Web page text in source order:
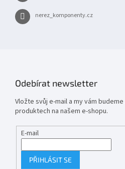
nerez_komponenty.cz
Odebírat newsletter
Vložte svůj e-mail a my vám
produktech na našem e-shopu.
E-mail
PŘIHLÁSIT SE